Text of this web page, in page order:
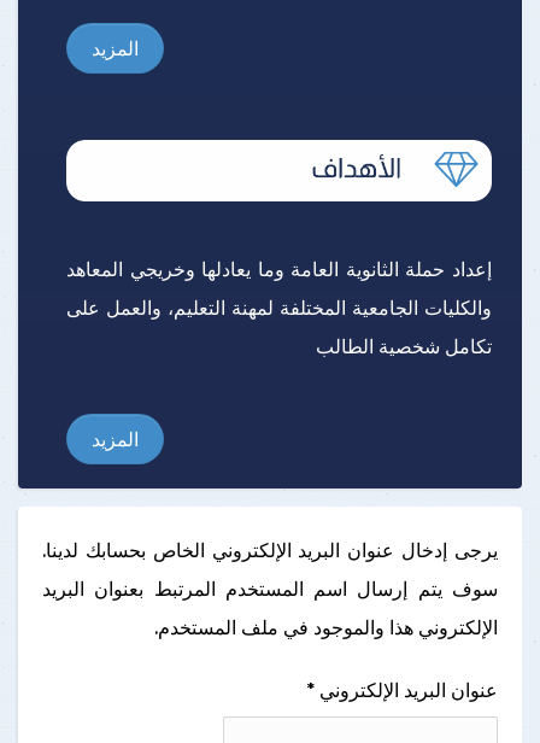
المزيد
إعداد حملة الثانوية العامة وما يعادلها وخريجي المعاهد
والكليات الجامعية المختلفة لمهنة التعليم، والعمل على
تكامل شخصية الطالب
المزيد
يرجى إدخال عنوان البريد الإلكتروني الخاص بحسابك لدينا.
سوف يتم إرسال اسم المستخدم المرتبط بعنوان البريد
الإلكتروني هذا والموجود في ملف المستخدم.
عنوان البريد الإلكتروني *